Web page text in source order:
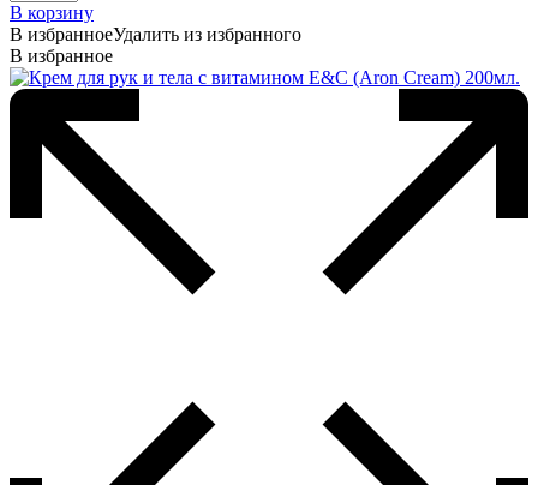
В корзину
В избранноеУдалить из избранного
В избранное